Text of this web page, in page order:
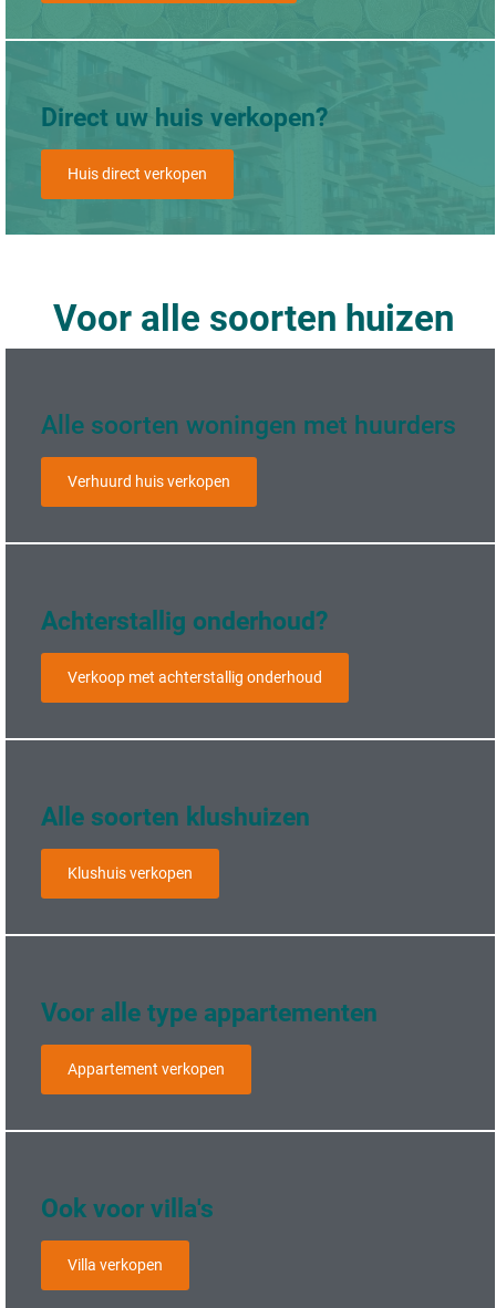
Direct uw huis verkopen?
Huis direct verkopen
Voor alle soorten huizen
Alle soorten woningen met huurders
Verhuurd huis verkopen
Achterstallig onderhoud?
Verkoop met achterstallig onderhoud
Alle soorten klushuizen​
Klushuis verkopen
Voor alle type appartementen
Appartement verkopen
Ook voor villa's
Villa verkopen